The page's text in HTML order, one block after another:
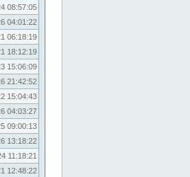
08:57:05
04:01:22
06:18:19
18:12:19
15:06:09
21:42:52
15:04:43
04:03:27
09:00:13
13:18:22
11:18:21
12:48:22